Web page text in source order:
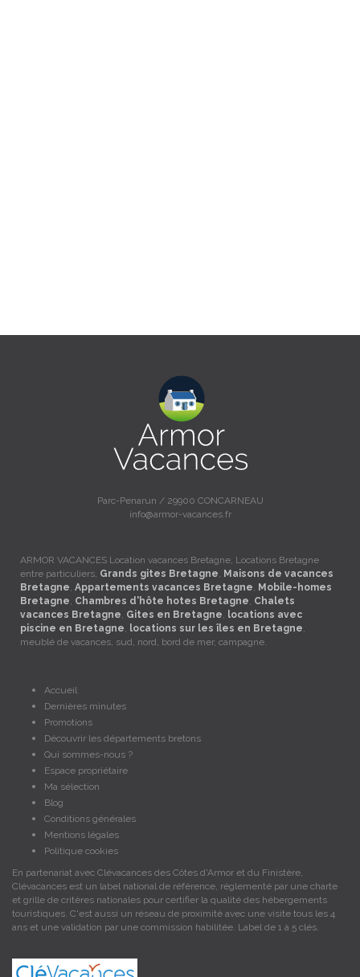
Parc-Penarun / 29900 CONCARNEAU
info@armor-vacances.fr
ARMOR VACANCES Location vacances Bretagne, Locations Bretagne
entre particuliers, Grands gites Bretagne, Maisons de vacances
Bretagne, Appartements vacances Bretagne, Mobile-homes
Bretagne, Chambres d'hôte hotes Bretagne, Chalets
vacances Bretagne, Gites en Bretagne, locations avec
piscine en Bretagne, locations sur les îles en Bretagne,
meublé de vacances, sud, nord, bord de mer, campagne.
Accueil
Dernières minutes
Promotions
Découvrir les départements bretons
Qui sommes-nous ?
Espace propriétaire
Ma sélection
Blog
Conditions générales
Mentions légales
Politique cookies
En partenariat avec Clévacances des Côtes d'Armor et du Finistère,
Clévacances est un label national de référence, réglementé par une charte
et grille de critères nationales pour certifier la qualité des hébergements
touristiques. C'est aussi un réseau de proximité avec une visite tous les 4
ans et une validation par une commission habilitée. Label de 1 à 5 clés.